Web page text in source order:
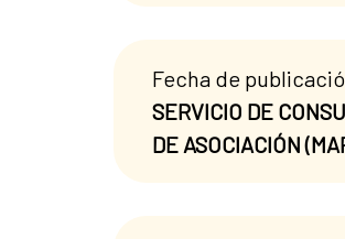
Fecha de
SERVICIO DE
DE ASOCIACIÓN